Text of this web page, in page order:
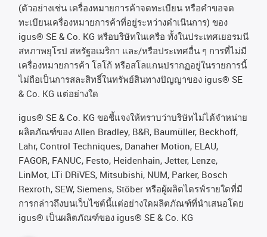
(ตัวอย่างเช่น เครื่องหมายการค้าจดทะเบียน หรือคำขอจด
ทะเบียนเครื่องหมายการค้าที่อยู่ระหว่างดำเนินการ) ของ
igus® SE & Co. KG หรือบริษัทในเครือ ทั้งในประเทศเยอรมนี
สหภาพยุโรป สหรัฐอเมริกา และ/หรือประเทศอื่น ๆ การที่ไม่มี
เครื่องหมายการค้า โลโก้ หรือสโลแกนปรากฏอยู่ในรายการนี้
ไม่ถือเป็นการสละสิทธิ์ในทรัพย์สินทางปัญญาของ igus® SE
& Co. KG แต่อย่างใด
igus® SE & Co. KG ขอชี้แจงให้ทราบว่าบริษัทไม่ได้จําหน่าย
ผลิตภัณฑ์ของ Allen Bradley, B&R, Baumüller, Beckhoff,
Lahr, Control Techniques, Danaher Motion, ELAU,
FAGOR, FANUC, Festo, Heidenhain, Jetter, Lenze,
LinMot, LTi DRiVES, Mitsubishi, NUM, Parker, Bosch
Rexroth, SEW, Siemens, Stöber หรือผู้ผลิตไดรฟ์รายใดที่มี
การกล่าวถึงบนเว็บไซต์นี้แต่อย่างใดผลิตภัณฑ์ที่นําเสนอโดย
igus® เป็นผลิตภัณฑ์ของ igus® SE & Co. KG